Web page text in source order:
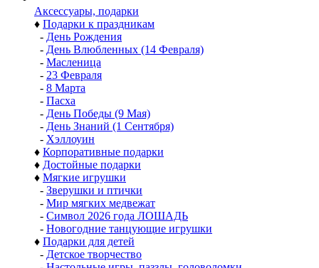
Аксессуары, подарки
♦ Подарки к праздникам
- День Рождения
- День Влюбленных (14 Февраля)
- Масленица
- 23 Февраля
- 8 Марта
- Пасха
- День Победы (9 Мая)
- День Знаний (1 Сентября)
- Хэллоуин
♦ Корпоративные подарки
♦ Достойные подарки
♦ Мягкие игрушки
- Зверушки и птички
- Мир мягких медвежат
- Символ 2026 года ЛОШАДЬ
- Новогодние танцующие игрушки
♦ Подарки для детей
- Детское творчество